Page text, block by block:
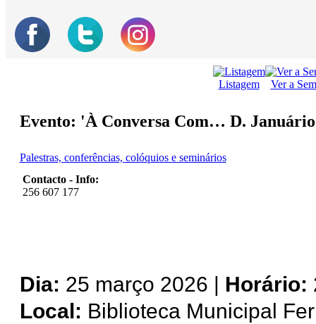
Listagem Ver a
Evento: 'À Conversa Com… D.
Palestras, conferências, colóquios e seminários
Contacto - Info:
256 607 177
Dia: 25 março 2026 | Horário:
Local: Biblioteca Municipal